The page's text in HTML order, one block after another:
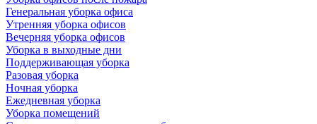
Генеральная уборка офиса
Утренняя уборка офисов
Вечерняя уборка офисов
Уборка в выходные дни
Поддерживающая уборка
Разовая уборка
Ночная уборка
Ежедневная уборка
Уборка помещений